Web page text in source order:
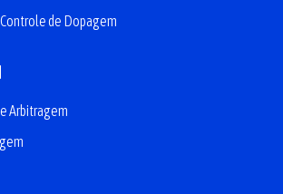
de Dopagem
Arbitragem